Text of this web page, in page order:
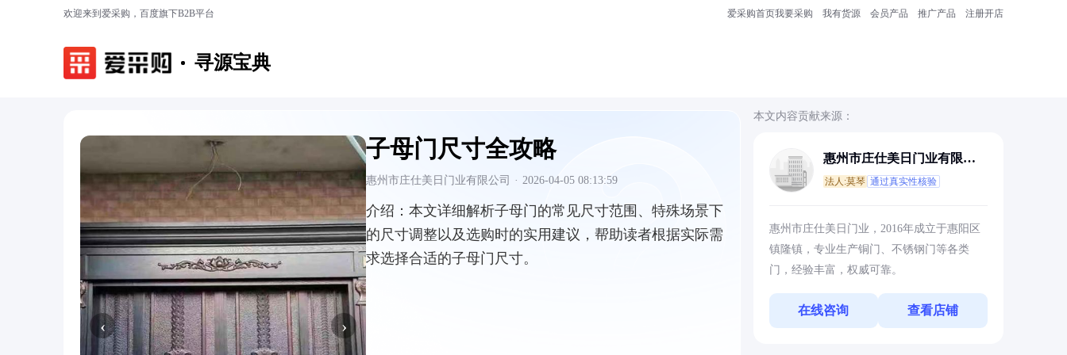
欢迎来到爱采购，百度旗下B2B平台 爱采购首页我要采购 我有货源 会员产品 推广产品 注册开店
寻源宝典
‹ ›
子母门尺寸全攻略
惠州市庄仕美日门业有限公司 · 2026-04-05 08:13:59
介绍： 本文详细解析子母门的常见尺寸范围、特殊场景下
的尺寸调整以及选购时的实用建议，帮助读者根据实际需
求选择合适的子母门尺寸。
本文内容贡献来源：
惠州市庄仕美日门业有限公
法人:莫琴 通过真实性核验
惠州市庄仕美日门业，2016年成立于惠阳区
镇隆镇，专业生产铜门、不锈钢门等各类
门，经验丰富，权威可靠。
在线咨询 查看店铺